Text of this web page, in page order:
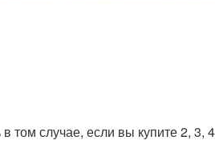
случае, если вы купите 2, 3,